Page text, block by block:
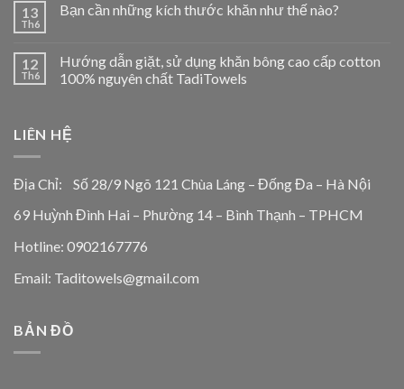
13
Th6
Bạn cần những kích thước khăn như thế nào?
12
Th6
Hướng dẫn giặt, sử dụng khăn bông cao cấp cotton
100% nguyên chất TadiTowels
LIÊN HỆ
Địa Chỉ: Số 28/9 Ngõ 121 Chùa Láng – Đống Đa – Hà Nội
69 Huỳnh Đình Hai – Phường 14 – Bình Thạnh – TPHCM
Hotline: 0902167776
Email: Taditowels@gmail.com
BẢN ĐỒ